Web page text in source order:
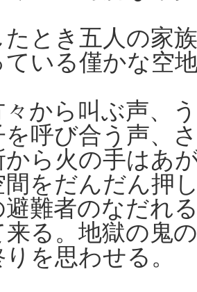
たとき五人の家
ている僅かな空
々から叫ぶ声、
を呼び合う声、
から火の手はあ
間をだんだん押
避難者のなだれ
来る。地獄の鬼
を思わせる。